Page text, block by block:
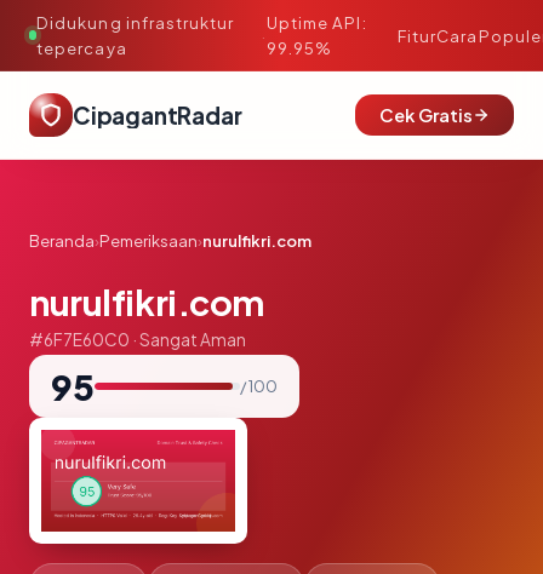
Didukung infrastruktur
tepercaya
·
Uptime API:
99.95%
FiturCara
CipagantRadar Cek Gratis
Beranda›Pemeriksaan›nurulfikri.com
nurulfikri.com
#6F7E60C0 · Sangat Aman
95 / 100